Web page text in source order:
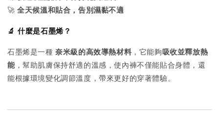
🚀全天候溫和貼合，告別濕黏不適
🔬 什麼是石墨烯？
石墨烯是一種奈米級的高效導熱材料 ，它能夠吸收並釋放熱
能，幫助肌膚保持舒適的溫感，使內褲不僅能貼合身體，還
能根據環境變化調節溫度，帶來更好的穿著體驗。